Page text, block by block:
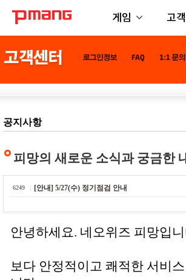
게임 고
공지사항
피망의 새로운 소식과 궁금한
6249 [안내] 5/27(수) 정기점검 안내
안녕하세요. 네오위즈 피망입
보다 안정적이고 쾌적한 서비